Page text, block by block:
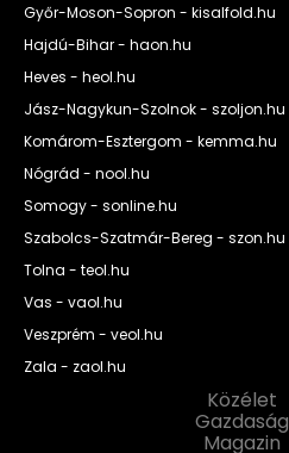
Győr-Moson-Sopron - kisalfold.hu
Hajdú-Bihar - haon.hu
Heves - heol.hu
Jász-Nagykun-Szolnok - szoljon.hu
Komárom-Esztergom - kemma.hu
Nógrád - nool.hu
Somogy - sonline.hu
Szabolcs-Szatmár-Bereg - szon.hu
Tolna - teol.hu
Vas - vaol.hu
Veszprém - veol.hu
Zala - zaol.hu
Közélet
Gazdaság
Magazin